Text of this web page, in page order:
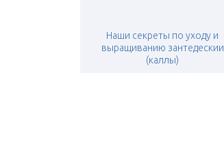
Наши секреты по уходу и
выращиванию зантедескии
(каллы)